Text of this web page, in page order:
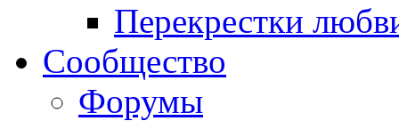
Перекрестки
Сообщество
Форумы